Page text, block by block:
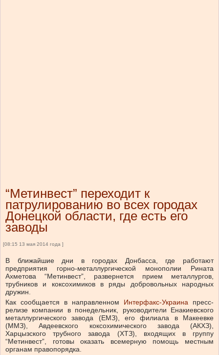
“Метинвест” переходит к
патрулированию во всех городах
Донецкой области, где есть его
заводы
[08:15 13 мая 2014 года ]
В ближайшие дни в городах Донбасса, где работают
предприятия горно-металлургической монополии Рината
Ахметова “Метинвест”, развернется прием металлургов,
трубников и коксохимиков в ряды добровольных народных
дружин.
Как сообщается в направленном Интерфакс-Украина пресс-
релизе компании в понедельник, руководители Енакиевского
металлургического завода (ЕМЗ), его филиала в Макеевке
(ММЗ), Авдеевского коксохимического завода (АКХЗ),
Харцызского трубного завода (ХТЗ), входящих в группу
“Метинвест”, готовы оказать всемерную помощь местным
органам правопорядка.